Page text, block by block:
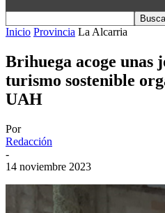
Inicio Provincia La Alcarria
Brihuega acoge unas
turismo sostenible
UAH
Por
Redacción
-
14 noviembre 2023